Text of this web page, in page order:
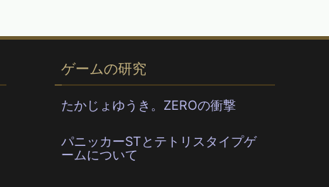
ゲームの研究
たかじょゆうき。ZEROの衝撃
パニッカーSTとテトリスタイプゲ
ームについて